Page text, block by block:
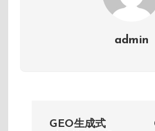
admin
GEO生成式